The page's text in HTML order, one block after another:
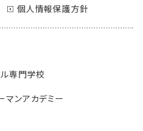
個人情報保護方針
ル専門学校
マンアカデミー